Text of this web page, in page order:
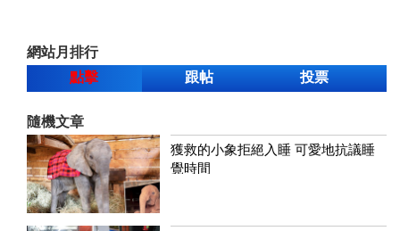
網站月排行
點擊
跟帖 投票
隨機文章
獲救的小象拒絕入睡 可愛地抗議睡
覺時間